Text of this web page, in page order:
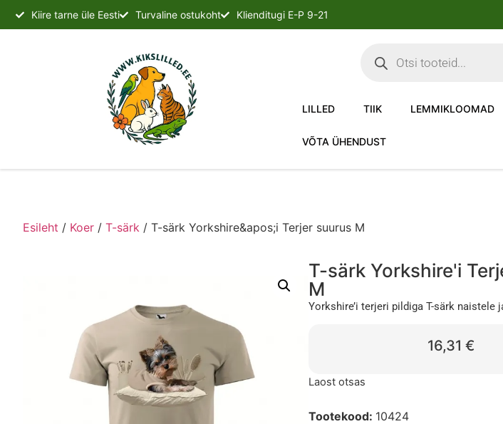
Kiire tarne üle Eesti Turvaline ostukoht Klienditugi E-P 9-21
LILLED TIIK LEMMIKLOOMAD
VÕTA ÜHENDUST
Esileht / Koer / T-särk / T-särk Yorkshire&apos;i Terjer suurus M
T-särk Yorkshire'i
M
Yorkshire’i terjeri pildiga T-särk naistele
16,31 €
Laost otsas
Tootekood: 10424